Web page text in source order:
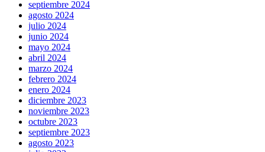
septiembre 2024
agosto 2024
julio 2024
junio 2024
mayo 2024
abril 2024
marzo 2024
febrero 2024
enero 2024
diciembre 2023
noviembre 2023
octubre 2023
septiembre 2023
agosto 2023